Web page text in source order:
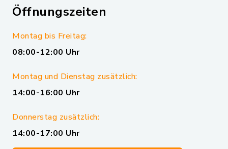
Öffnungszeiten
Montag bis Freitag:
08:00-12:00 Uhr
Montag und Dienstag zusätzlich:
14:00-16:00 Uhr
Donnerstag zusätzlich:
14:00-17:00 Uhr